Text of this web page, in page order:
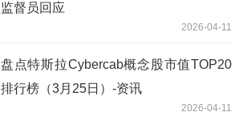
监督员回应
2026-04-11
盘点特斯拉Cybercab概念股市值TOP20
排行榜（3月25日）-资讯
2026-04-11